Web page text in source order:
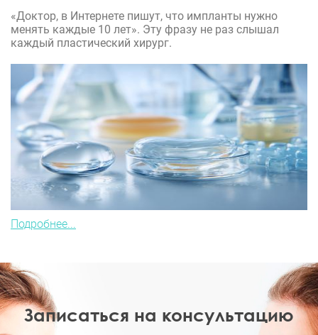
«Доктор, в Интернете пишут, что импланты нужно
менять каждые 10 лет». Эту фразу не раз слышал
каждый пластический хирург.
Подробнее...
Записаться на консультацию